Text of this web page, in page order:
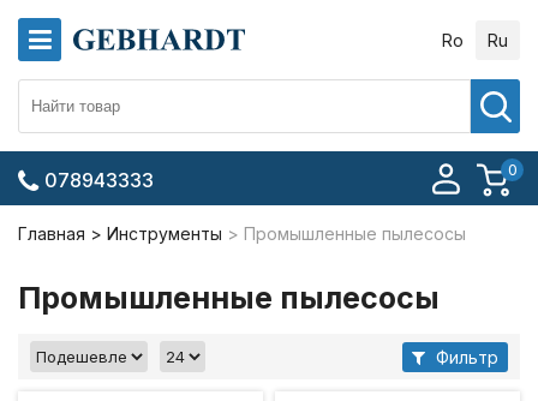
Ro Ru
0
078943333
Главная Инструменты Промышленные пылесосы
Промышленные пылесосы
Фильтр